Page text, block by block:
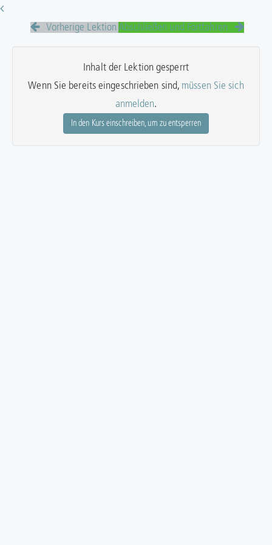
Vorherige Lektion Abschließen und Fortfahren
Inhalt der Lektion gesperrt
Wenn Sie bereits eingeschrieben sind, müssen Sie sich
anmelden.
In den Kurs einschreiben, um zu entsperren